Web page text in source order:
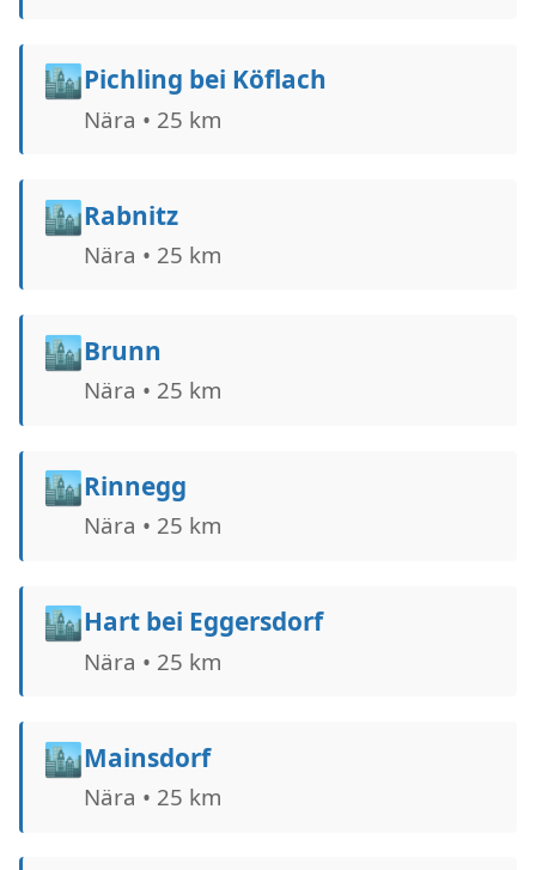
🏙️Pichling bei Köflach
Nära • 25 km
🏙️Rabnitz
Nära • 25 km
🏙️Brunn
Nära • 25 km
🏙️Rinnegg
Nära • 25 km
🏙️Hart bei Eggersdorf
Nära • 25 km
🏙️Mainsdorf
Nära • 25 km